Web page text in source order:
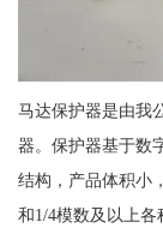
马达保护器是由我
器。保护器基于数
结构，产品体积小
和1/4模数及以上各